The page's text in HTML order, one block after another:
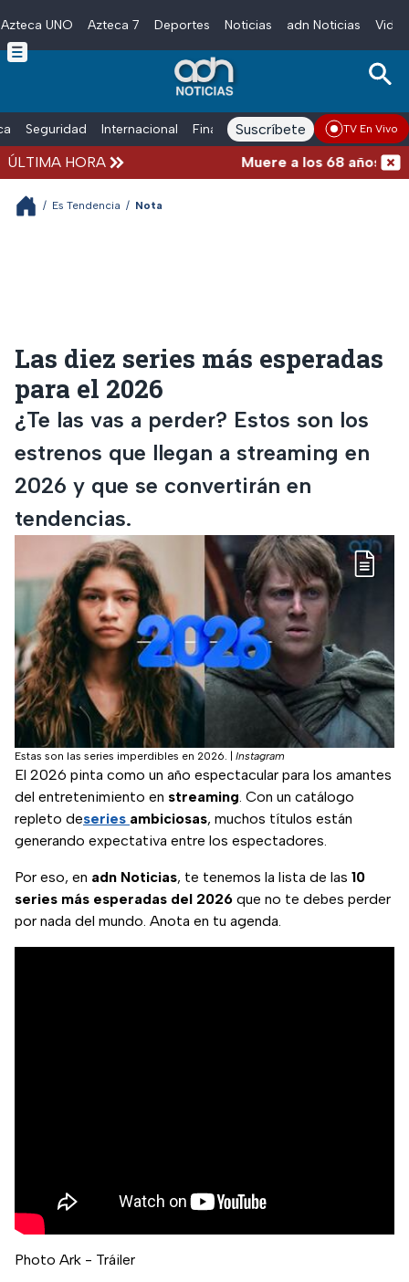
Skip to main content
Azteca UNO Azteca 7 Deportes Noticias adn Noticias
Seguridad Internacional Finanzas adn Noticias Radio
Suscríbete TV En Vivo
ÚLTIMA HORA Muere a los 68 años,
/ Es Tendencia / Nota
Las diez series más esperadas
para el 2026
¿Te las vas a perder? Estos son los
estrenos que llegan a streaming en
2026 y que se convertirán en
tendencias.
Estas son las series imperdibles en 2026. Instagram
El 2026 pinta como un año espectacular para los amantes
del entretenimiento en streaming. Con un catálogo
repleto deseries ambiciosas, muchos títulos están
generando expectativa entre los espectadores.
Por eso, en adn Noticias, te tenemos la lista de las 10
series más esperadas del 2026 que no te debes perder
por nada del mundo. Anota en tu agenda.
Photo Ark - Tráiler